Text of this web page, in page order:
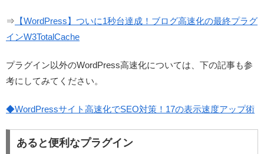
⇒ 【WordPress】ついに1秒台達成！ブログ高速化の最終プラグ
インW3TotalCache
プラグイン以外のWordPress高速化については、下の記事も参
考にしてみてください。
◆WordPressサイト高速化でSEO対策！17の表示速度アップ術
あると便利なプラグイン